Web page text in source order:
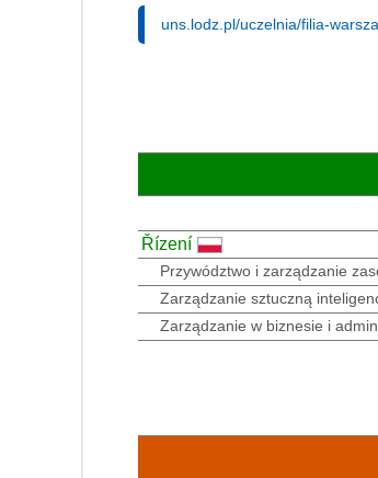
uns.lodz.pl/uczelnia/filia-
Řízení
Przywództwo i zarządzanie
Zarządzanie sztuczną
Zarządzanie w biznesie i